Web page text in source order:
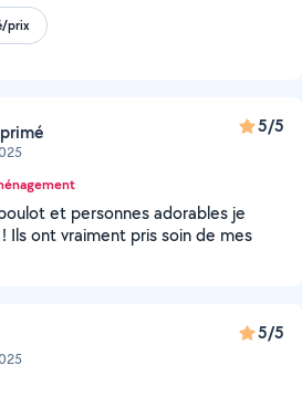
prix
5/5
et personnes adorables je
Ils ont vraiment pris soin de mes
5/5